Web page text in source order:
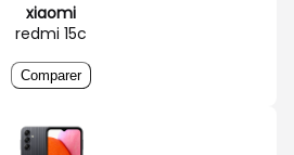
xiaomi
redmi 15c
Comparer